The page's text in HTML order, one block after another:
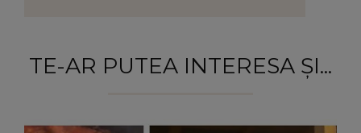
TE-AR PUTEA INTERESA ȘI...